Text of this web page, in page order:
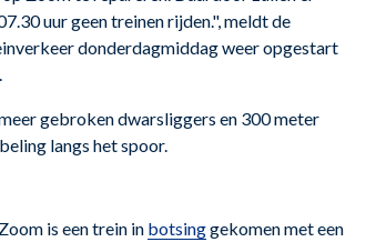
uur geen treinen rijden.", meldt de
donderdagmiddag weer opgestart
gebroken dwarsliggers en 300 meter
langs het spoor.
is een trein in botsinggekomen met een